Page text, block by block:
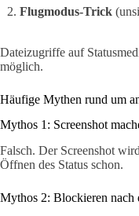
Flugmodus-Trick
Dateizugriffe auf
möglich.
Häufige Mythen rund um
Mythos 1: Screenshot
Falsch. Der Screenshot
Öffnen des Status schon.
Mythos 2: Blockieren nach